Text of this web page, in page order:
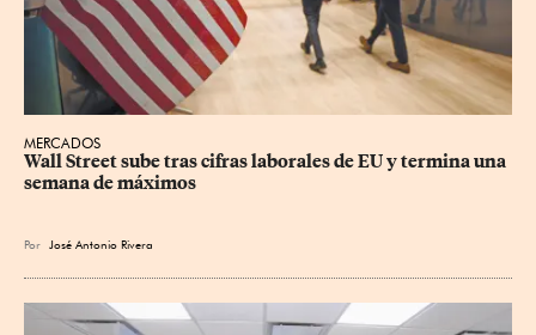
MERCADOS
Wall Street sube tras cifras laborales de EU y termina una
semana de máximos
Por José Antonio Rivera